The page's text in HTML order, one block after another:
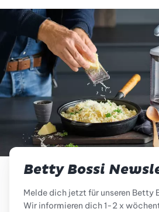
Betty Bossi
Melde dich jetzt für unseren Betty
Wir informieren dich 1-2 x